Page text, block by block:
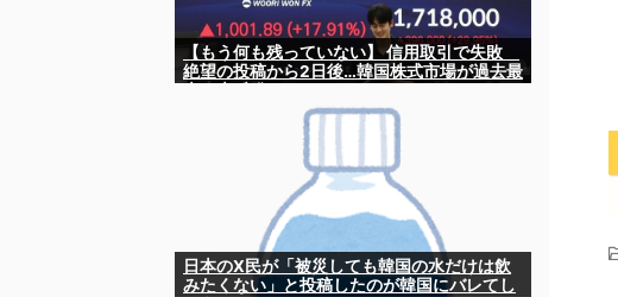
【もう何も残っていない】 信用取引で失敗
絶望の投稿から2日後…韓国株式市場が過去最
日本のX民が「被災しても韓国の水だけは飲
みたくない」と投稿したのが韓国にバレてし